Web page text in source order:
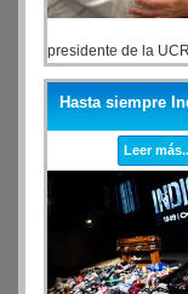
presidente de la
aliado de Javier
contar con la
ocurrió. Ahora, a
para Carasso se
que se investiga
Hasta siempre
Leer